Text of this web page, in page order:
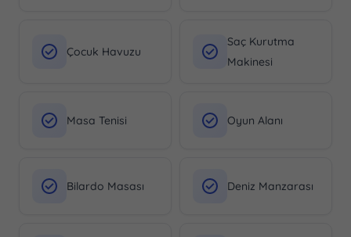
Çocuk Havuzu
Saç Kurutma
Makinesi
Masa Tenisi Oyun Alanı
Bilardo Masası Deniz Manzarası